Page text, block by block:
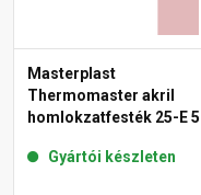
Masterplast
Thermomaster akril
homlokzatfesték 25-E 5 l
Gyártói készleten